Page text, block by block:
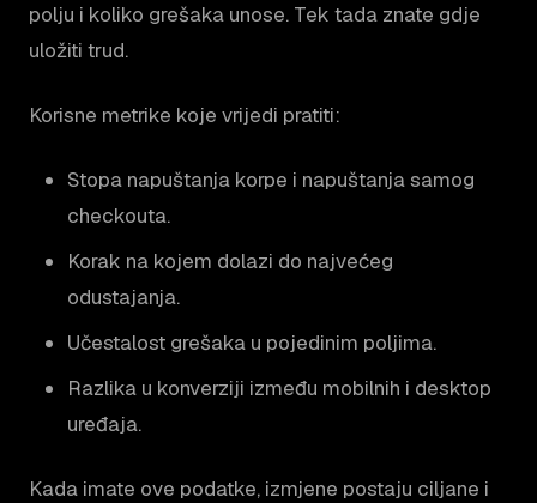
polju i koliko grešaka unose. Tek tada znate gdje
uložiti trud.
Korisne metrike koje vrijedi pratiti:
Stopa napuštanja korpe i napuštanja samog
checkouta.
Korak na kojem dolazi do najvećeg
odustajanja.
Učestalost grešaka u pojedinim poljima.
Razlika u konverziji između mobilnih i desktop
uređaja.
Kada imate ove podatke, izmjene postaju ciljane i